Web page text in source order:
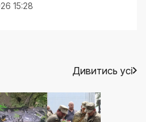
15:28
Дивитись усі